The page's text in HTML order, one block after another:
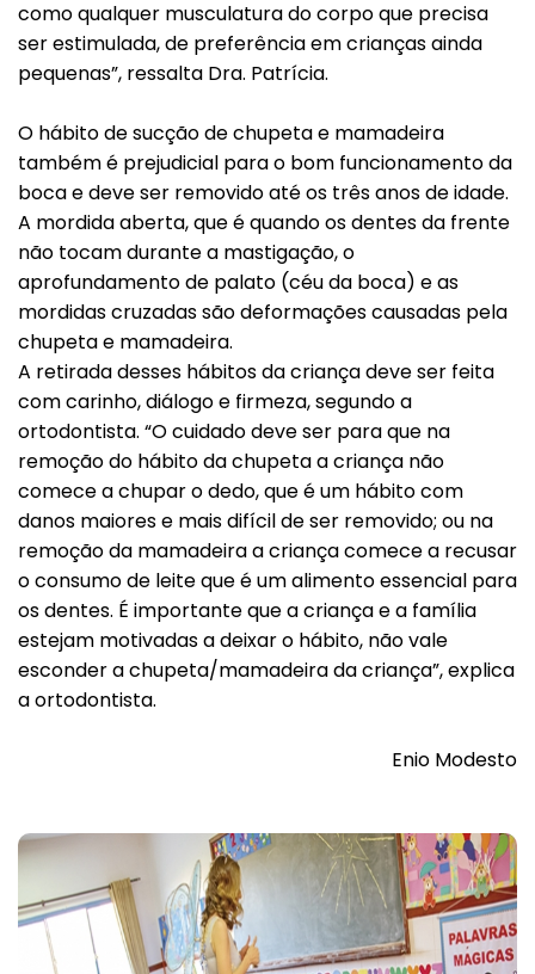
como qualquer musculatura do corpo que precisa
ser estimulada, de preferência em crianças ainda
pequenas”, ressalta Dra. Patrícia.
O hábito de sucção de chupeta e mamadeira
também é prejudicial para o bom funcionamento da
boca e deve ser removido até os três anos de idade.
A mordida aberta, que é quando os dentes da frente
não tocam durante a mastigação, o
aprofundamento de palato (céu da boca) e as
mordidas cruzadas são deformações causadas pela
chupeta e mamadeira.
A retirada desses hábitos da criança deve ser feita
com carinho, diálogo e firmeza, segundo a
ortodontista. “O cuidado deve ser para que na
remoção do hábito da chupeta a criança não
comece a chupar o dedo, que é um hábito com
danos maiores e mais difícil de ser removido; ou na
remoção da mamadeira a criança comece a recusar
o consumo de leite que é um alimento essencial para
os dentes. É importante que a criança e a família
estejam motivadas a deixar o hábito, não vale
esconder a chupeta/mamadeira da criança”, explica
a ortodontista.
Enio Modesto